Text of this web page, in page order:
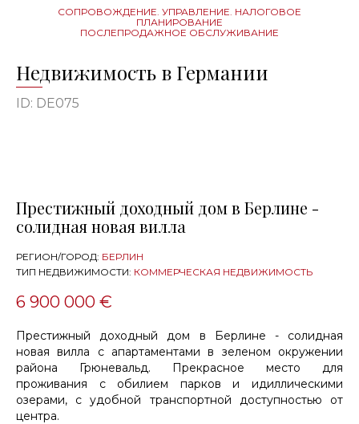
СОПРОВОЖДЕНИЕ. УПРАВЛЕНИЕ. НАЛОГОВОЕ
ПЛАНИРОВАНИЕ
ПОСЛЕПРОДАЖНОЕ ОБСЛУЖИВАНИЕ
Недвижимость в Германии
ID: DE075
Престижный доходный дом в Берлине -
солидная новая вилла
РЕГИОН/ГОРОД: БЕРЛИН
ТИП НЕДВИЖИМОСТИ: КОММЕРЧЕСКАЯ НЕДВИЖИМОСТЬ
6 900 000 €
Престижный доходный дом в Берлине - солидная
новая вилла с апартаментами в зеленом окружении
района Грюневальд. Прекрасное место для
проживания с обилием парков и идиллическими
озерами, с удобной транспортной доступностью от
центра.